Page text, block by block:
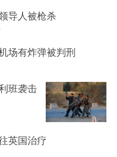
导人被枪杀
场有炸弹被判刑
班袭击
英国治疗